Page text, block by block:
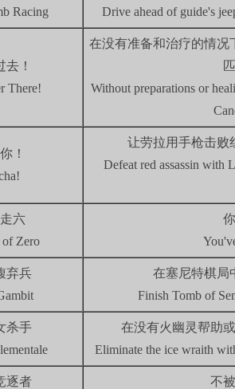
Racing
Drive ahead of guide's
去！
There!
在没有准备和治疗的情况
Without preparations or
！
让劳拉用手枪击败
Defeat red assassin with
六
Zero
弃兵
在塞尼特棋局
Finish Tomb of
杀手
在没有火幽灵帮助
Eliminate the ice wraith
逐者
不